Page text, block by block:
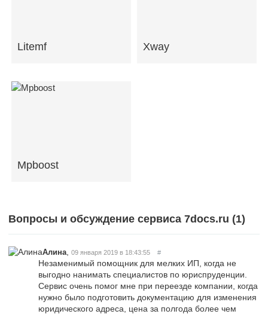
Litemf Xway
Mpboost
Вопросы и обсуждение сервиса 7docs.ru (1)
Алина 09 января 2019 в 18:43:55 #
Незаменимый помощник для мелких ИП, когда не
выгодно нанимать специалистов по юриспруденции.
Сервис очень помог мне при переезде компании, когда
нужно было подготовить документацию для изменения
юридического адреса, цена за полгода более чем